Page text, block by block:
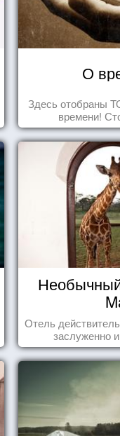
О
Здесь отобраны
времени!
Отель
заслуженно